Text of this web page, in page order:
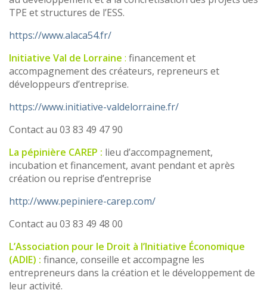
TPE et structures de l’ESS.
https://www.alaca54.fr/
Initiative Val de Lorraine : financement et
accompagnement des créateurs, repreneurs et
développeurs d’entreprise.
https://www.initiative-valdelorraine.fr/
Contact au 03 83 49 47 90
La pépinière CAREP : lieu d’accompagnement,
incubation et financement, avant pendant et après
création ou reprise d’entreprise
http://www.pepiniere-carep.com/
Contact au 03 83 49 48 00
L’Association pour le Droit à l’Initiative Économique
(ADIE) : finance, conseille et accompagne les
entrepreneurs dans la création et le développement de
leur activité.